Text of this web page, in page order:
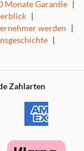
Monate Garantie |
|
werden |
|
Zahlarten